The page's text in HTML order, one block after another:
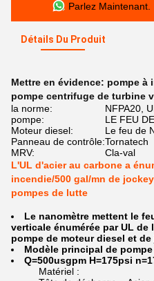
Parlez Maintenant.
Détails Du Produit
Mettre en évidence: pompe à
pompe centrifuge de turbine
la norme:
NFPA20,
pompe:
LE FEU
Moteur diesel:
Le feu de
Panneau de contrôle:Tornatech
MRV:
Cla-val
L'UL d'acier au carbone a
incendie/500 gal/mn de
pompes de lutte
Le nanomètre mettent le
verticale énumérée par UL de
pompe de moteur diesel et
Modèle principal de pompe
Q=500usgpm H=175psi
Matériel :